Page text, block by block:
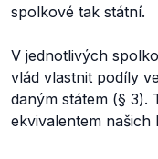
spolkové tak státní.
V jednotlivých
vlád vlastnit podíly
daným státem (§ 3).
ekvivalentem našich